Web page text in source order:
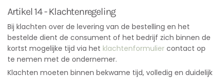
Artikel 14 - Klachtenregeling
Bij klachten over de levering van de bestelling en het
bestelde dient de consument of het bedrijf zich binnen de
kortst mogelijke tijd via het klachtenformulier contact op
te nemen met de ondernemer.
Klachten moeten binnen bekwame tijd, volledig en duidelijk